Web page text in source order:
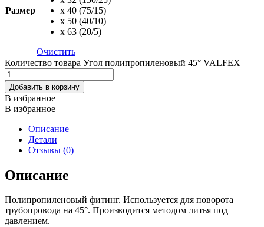
Размер
х 40 (75/15)
х 50 (40/10)
х 63 (20/5)
Очистить
Количество товара Угол полипропиленовый 45° VALFEX
Добавить в корзину
В избранное
В избранное
Описание
Детали
Отзывы (0)
Описание
Полипропиленовый фитинг. Используется для поворота
трубопровода на 45°. Производится методом литья под
давлением.